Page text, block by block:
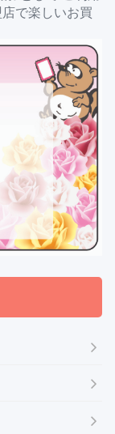
で楽しいお買